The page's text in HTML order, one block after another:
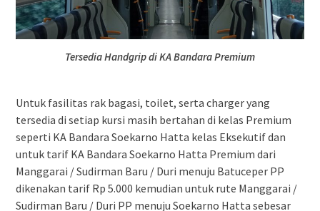
Tersedia Handgrip di KA Bandara Premium
Untuk fasilitas rak bagasi, toilet, serta charger yang
tersedia di setiap kursi masih bertahan di kelas Premium
seperti KA Bandara Soekarno Hatta kelas Eksekutif dan
untuk tarif KA Bandara Soekarno Hatta Premium dari
Manggarai / Sudirman Baru / Duri menuju Batuceper PP
dikenakan tarif Rp 5.000 kemudian untuk rute Manggarai /
Sudirman Baru / Duri PP menuju Soekarno Hatta sebesar